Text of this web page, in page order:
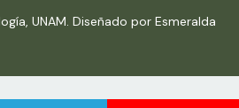
UNAM. Diseñado por Esmeralda